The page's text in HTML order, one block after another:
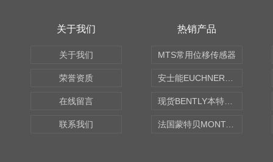
关于我们
关于我们
荣誉资质
在线留言
联系我们
热销产品
MTS常用位移传感器
法国蒙特贝MONTABERT打壳机凿岩机Z92